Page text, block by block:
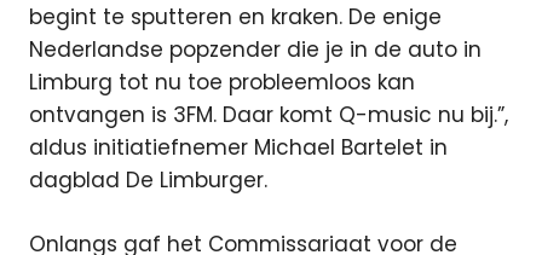
begint te sputteren en kraken. De enige
Nederlandse popzender die je in de auto in
Limburg tot nu toe probleemloos kan
ontvangen is 3FM. Daar komt Q-music nu bij.”,
aldus initiatiefnemer Michael Bartelet in
dagblad De Limburger.
Onlangs gaf het Commissariaat voor de